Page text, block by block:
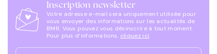
Inscription newsletter
Votre adresse e-mail sera uniquement utilisée pour
vous envoyer des informations sur les actualités de
BMR. Vous pouvez vous désinscrire à tout moment.
Pour plus d’informations, cliquez ici.